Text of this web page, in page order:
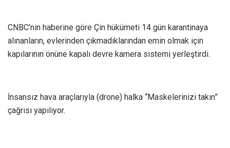
CNBC’nin haberine göre Çin hükümeti 14 gün karantinaya
alınanların, evlerinden çıkmadıklarından emin olmak için
kapılarının önüne kapalı devre kamera sistemi yerleştirdi.
İnsansız hava araçlarıyla (drone) halka “Maskelerinizi takın”
çağrısı yapılıyor.